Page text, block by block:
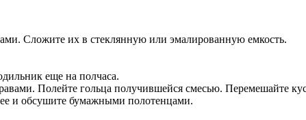
Сложите их в стеклянную или эмалированную емкость.
еще на полчаса.
Полейте гольца получившейся смесью. Перемешайте
и обсушите бумажными полотенцами.